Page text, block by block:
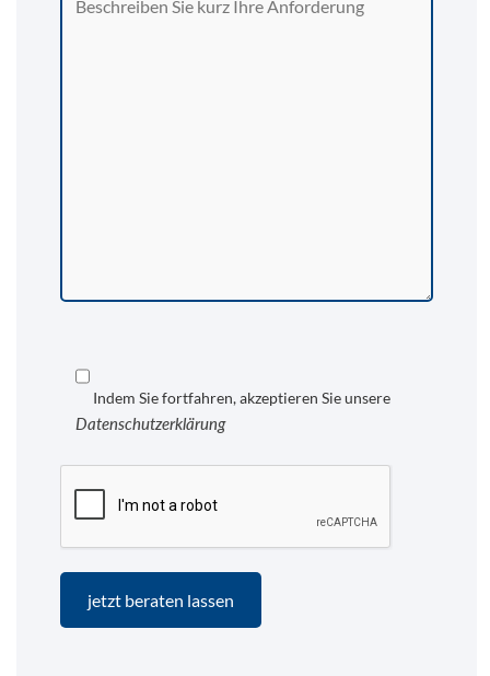
Indem Sie fortfahren, akzeptieren Sie unsere
Datenschutzerklärung